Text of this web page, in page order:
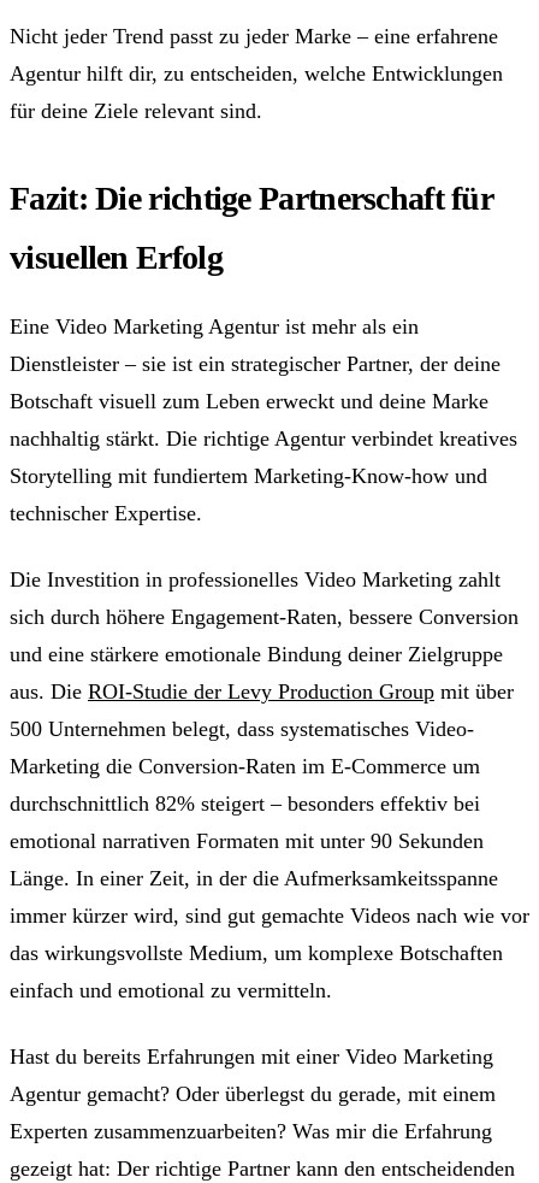
Nicht jeder Trend passt zu jeder Marke – eine erfahrene
Agentur hilft dir, zu entscheiden, welche Entwicklungen
für deine Ziele relevant sind.
Fazit: Die richtige Partnerschaft für
visuellen Erfolg
Eine Video Marketing Agentur ist mehr als ein
Dienstleister – sie ist ein strategischer Partner, der deine
Botschaft visuell zum Leben erweckt und deine Marke
nachhaltig stärkt. Die richtige Agentur verbindet kreatives
Storytelling mit fundiertem Marketing-Know-how und
technischer Expertise.
Die Investition in professionelles Video Marketing zahlt
sich durch höhere Engagement-Raten, bessere Conversion
und eine stärkere emotionale Bindung deiner Zielgruppe
aus. Die ROI-Studie der Levy Production Group mit über
500 Unternehmen belegt, dass systematisches Video-
Marketing die Conversion-Raten im E-Commerce um
durchschnittlich 82% steigert – besonders effektiv bei
emotional narrativen Formaten mit unter 90 Sekunden
Länge. In einer Zeit, in der die Aufmerksamkeitsspanne
immer kürzer wird, sind gut gemachte Videos nach wie vor
das wirkungsvollste Medium, um komplexe Botschaften
einfach und emotional zu vermitteln.
Hast du bereits Erfahrungen mit einer Video Marketing
Agentur gemacht? Oder überlegst du gerade, mit einem
Experten zusammenzuarbeiten? Was mir die Erfahrung
gezeigt hat: Der richtige Partner kann den entscheidenden